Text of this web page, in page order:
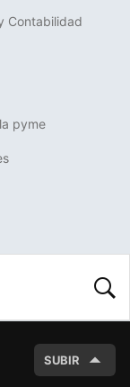
Contabilidad
pyme
SUBIR